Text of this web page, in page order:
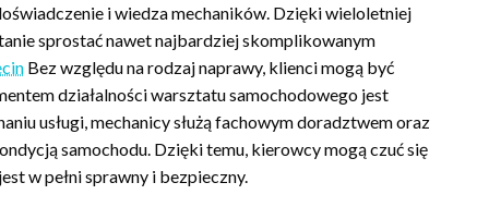
i wiedza mechaników. Dzięki wieloletniej
sprostać nawet najbardziej skomplikowanym
Bez względu na rodzaj naprawy, klienci mogą być
działalności warsztatu samochodowego jest
usługi, mechanicy służą fachowym doradztwem oraz
samochodu. Dzięki temu, kierowcy mogą czuć się
w pełni sprawny i bezpieczny.